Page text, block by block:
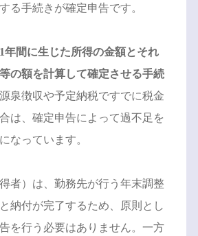
る手続きが確定申告です。
1年間に生じた所得の金額とそれ
の額を計算して確定させる手続
泉徴収や予定納税ですでに税金
は、確定申告によって過不足を
なっています。
者）は、勤務先が行う年末調整
納付が完了するため、原則とし
を行う必要はありません。一方